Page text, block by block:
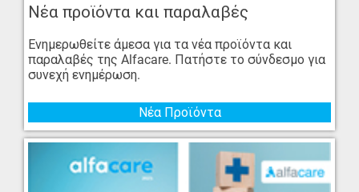
Νέα προϊόντα και παραλαβές
Ενημερωθείτε άμεσα για τα νέα προϊόντα και
παραλαβές της Alfacare. Πατήστε το σύνδεσμο για
συνεχή ενημέρωση.
Νέα Προϊόντα